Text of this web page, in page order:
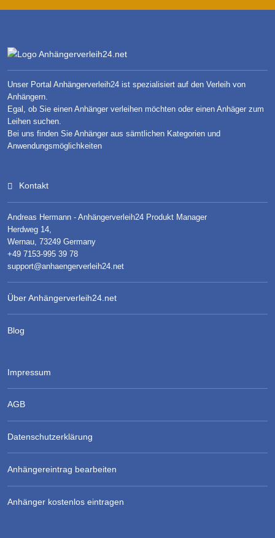
Unser Portal Anhängerverleih24 ist spezialisiert auf den Verleih von
Anhängern.
Egal, ob Sie einen Anhänger verleihen möchten oder einen Anhäger zum
Leihen suchen.
Bei uns finden Sie Anhänger aus sämtlichen Kategorien und
Anwendungsmöglichkeiten
Kontakt
Andreas Hermann - Anhängerverleih24 Produkt Manager
Herdweg 14,
Wernau, 73249 Germany
+49 7153-995 39 78
support@anhaengerverleih24.net
Über Anhängerverleih24.net
Blog
Impressum
AGB
Datenschutzerklärung
Anhängereintrag bearbeiten
Anhänger kostenlos eintragen